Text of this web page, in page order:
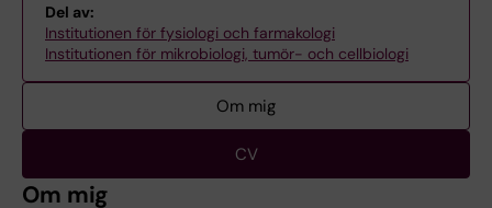
Del av:
Institutionen för fysiologi och farmakologi
Institutionen för mikrobiologi, tumör- och cellbiologi
Om mig
CV
Om mig